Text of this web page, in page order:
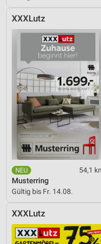
XXXLutz
54,1
Musterring
Gültig bis Fr. 14.08.
XXXLutz